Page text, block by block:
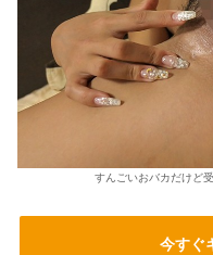
すんごいおバカだけど
今すぐ